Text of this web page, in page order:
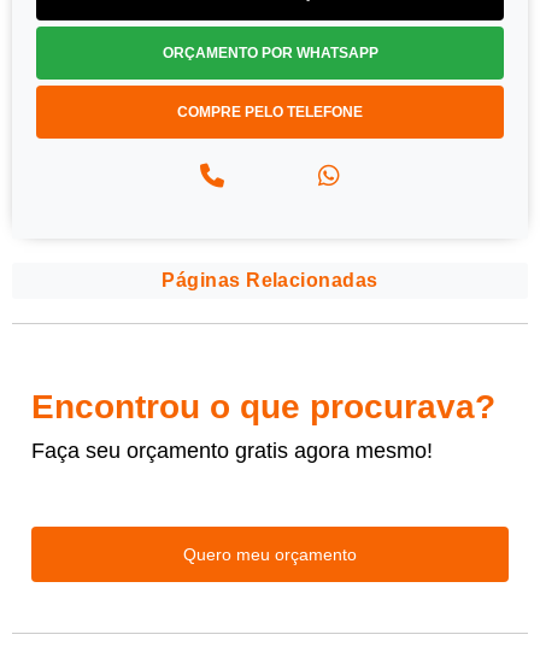
ORÇAMENTO POR WHATSAPP
COMPRE PELO TELEFONE
Páginas Relacionadas
Encontrou o que procurava?
Faça seu orçamento gratis agora mesmo!
Quero meu orçamento